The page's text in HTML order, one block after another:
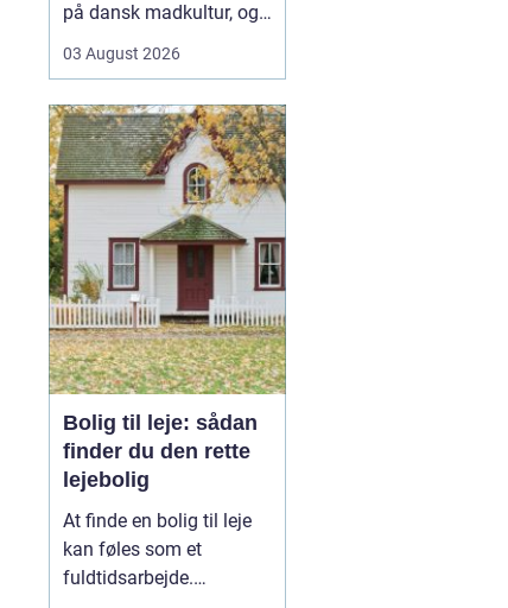
på dansk madkultur, og i
i bedste velgående. Her
klassiske stykker med
sild, æg og rejer og nyere
udgaver med grøntsager,
specialiteter fra lokale
slagtere og kre...
03 August 2026
Bolig til leje: sådan
finder du den rette
lejebolig
At finde en bolig til leje
kan føles som et
fuldtidsarbejde.